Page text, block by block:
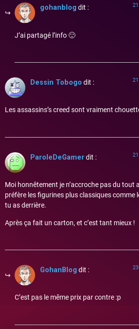
gohanblog dit :
J’ai partagé l’info 🙂
Dessin Tobogo dit :
Les assassins’s creed sont vraiment
ParoleDeGamerdit :
Moi honnêtement je n’accroche pas du tout
préfère les figurines plus classiques comme
tu as derrière.
Après ça fait un carton, et c’est tant mieux !
GohanBlog dit :
C’est pas le même prix par contre :p